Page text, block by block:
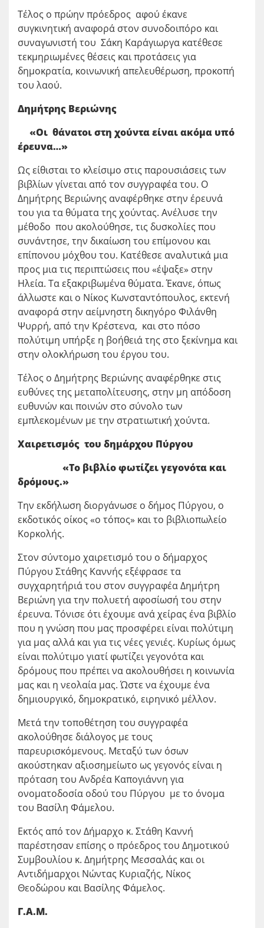
Τέλος ο πρώην πρόεδρος αφού έκανε
συγκινητική αναφορά στον συνοδοιπόρο και
συναγωνιστή του Σάκη Καράγιωργα κατέθεσε
τεκμηριωμένες θέσεις και προτάσεις για
δημοκρατία, κοινωνική απελευθέρωση, προκοπή
του λαού.
Δημήτρης Βεριώνης
«Οι θάνατοι στη χούντα είναι ακόμα υπό
έρευνα…»
Ως είθισται το κλείσιμο στις παρουσιάσεις των
βιβλίων γίνεται από τον συγγραφέα του. Ο
Δημήτρης Βεριώνης αναφέρθηκε στην έρευνά
του για τα θύματα της χούντας. Ανέλυσε την
μέθοδο που ακολούθησε, τις δυσκολίες που
συνάντησε, την δικαίωση του επίμονου και
επίπονου μόχθου του. Κατέθεσε αναλυτικά μια
προς μια τις περιπτώσεις που «έψαξε» στην
Ηλεία. Τα εξακριβωμένα θύματα. Έκανε, όπως
άλλωστε και ο Νίκος Κωνσταντόπουλος, εκτενή
αναφορά στην αείμνηστη δικηγόρο Φιλάνθη
Ψυρρή, από την Κρέστενα, και στο πόσο
πολύτιμη υπήρξε η βοήθειά της στο ξεκίνημα και
στην ολοκλήρωση του έργου του.
Τέλος ο Δημήτρης Βεριώνης αναφέρθηκε στις
ευθύνες της μεταπολίτευσης, στην μη απόδοση
ευθυνών και ποινών στο σύνολο των
εμπλεκομένων με την στρατιωτική χούντα.
Χαιρετισμός του δημάρχου Πύργου
«Το βιβλίο φωτίζει γεγονότα και
δρόμους.»
Την εκδήλωση διοργάνωσε ο δήμος Πύργου, ο
εκδοτικός οίκος «ο τόπος» και το βιβλιοπωλείο
Κορκολής.
Στον σύντομο χαιρετισμό του ο δήμαρχος
Πύργου Στάθης Καννής εξέφρασε τα
συγχαρητήριά του στον συγγραφέα Δημήτρη
Βεριώνη για την πολυετή αφοσίωσή του στην
έρευνα. Τόνισε ότι έχουμε ανά χείρας ένα βιβλίο
που η γνώση που μας προσφέρει είναι πολύτιμη
για μας αλλά και για τις νέες γενιές. Κυρίως όμως
είναι πολύτιμο γιατί φωτίζει γεγονότα και
δρόμους που πρέπει να ακολουθήσει η κοινωνία
μας και η νεολαία μας. Ώστε να έχουμε ένα
δημιουργικό, δημοκρατικό, ειρηνικό μέλλον.
Μετά την τοποθέτηση του συγγραφέα
ακολούθησε διάλογος με τους
παρευρισκόμενους. Μεταξύ των όσων
ακούστηκαν αξιοσημείωτο ως γεγονός είναι η
πρόταση του Ανδρέα Καπογιάννη για
ονοματοδοσία οδού του Πύργου με το όνομα
του Βασίλη Φάμελου.
Εκτός από τον Δήμαρχο κ. Στάθη Καννή
παρέστησαν επίσης ο πρόεδρος του Δημοτικού
Συμβουλίου κ. Δημήτρης Μεσσαλάς και οι
Αντιδήμαρχοι Νώντας Κυριαζής, Νίκος
Θεοδώρου και Βασίλης Φάμελος.
Γ.Α.Μ.